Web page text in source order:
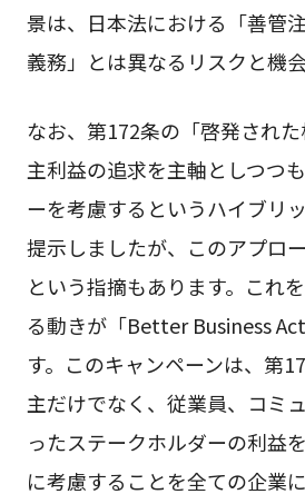
景は、日本法における「善管
義務」とは異なるリスクと機
なお、第172条の「啓発され
主利益の追求を主軸としつつ
ーを考慮するというハイブリ
提示しましたが、このアプロ
という指摘もあります。これ
る動きが「Better Business
す。このキャンペーンは、第
主だけでなく、従業員、コミ
ったステークホルダーの利益
に考慮することを全ての企業